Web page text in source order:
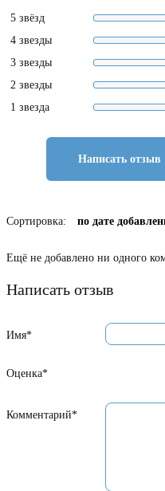
5 звёзд
4 звезды
3 звезды
2 звезды
1 звезда
Написать отзыв
Сортировка: по дате
Ещё не добавлено ни одного
Написать отзыв
Имя*
Оценка*
Комментарий*